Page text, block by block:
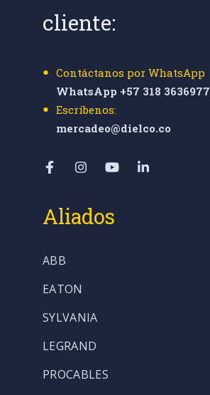
cliente:
Contáctanos por WhatsApp
WhatsApp +57 318 3636977
Escríbenos:
mercadeo@dielco.co
Aliados
ABB
EATON
SYLVANIA
LEGRAND
PROCABLES